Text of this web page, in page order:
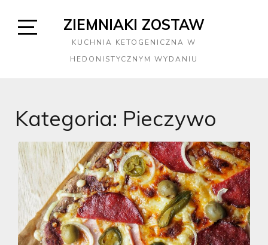
ZIEMNIAKI ZOSTAW
KUCHNIA KETOGENICZNA W
HEDONISTYCZNYM WYDANIU
Kategoria: Pieczywo